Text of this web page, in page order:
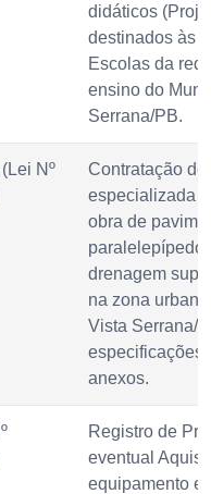
didáticos
destinados às
Escolas da
ensino do
Serrana/PB.
Nº
Contratação de
especializada
obra de
paralelepípedo
drenagem
na zona
Vista Serrana/
especificações
anexos.
Registro de
eventual
equipamento e